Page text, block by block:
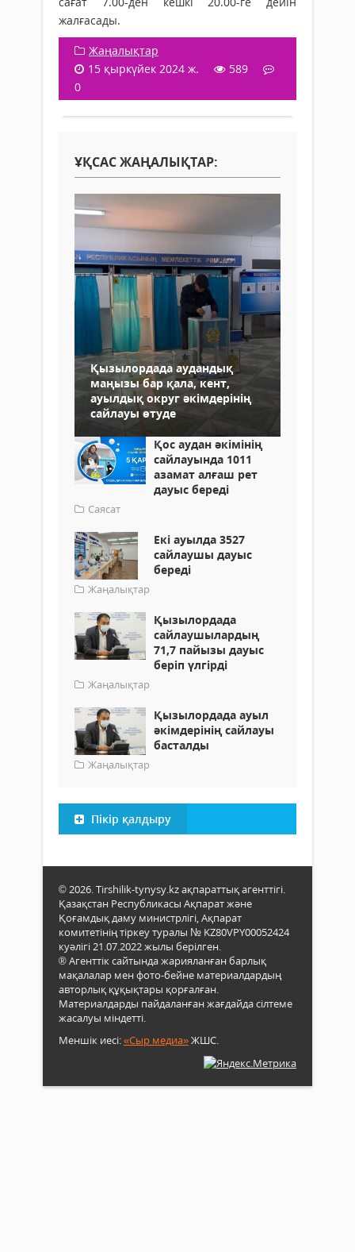
жалғасады.
Жаңалықтар
15 қыркүйек 2024 ж.
589
0
ҰҚСАС ЖАҢАЛЫҚТАР:
Қызылордада аудандық
маңызы бар қала, кент,
ауылдық округ әкімдерінің
сайлауы өтуде
Қос аудан әкімінің
сайлауында 1011
азамат алғаш рет
дауыс береді
Саясат
Екі ауылда 3527
сайлаушы дауыс
береді
Жаңалықтар
Қызылордада
сайлаушылардың
71,7 пайызы дауыс
беріп үлгірді
Жаңалықтар
Қызылордада ауыл
әкімдерінің сайлауы
басталды
Жаңалықтар
Пікір қалдыру
© 2026. Tirshilik-tynysy.kz ақпараттық агенттігі.
Қазақстан Республикасы Ақпарат және
Қоғамдық даму министрлігі, Ақпарат
комитетінің тіркеу туралы № KZ80VPY00052424
куәлігі 21.07.2022 жылы берілген.
® Агенттік сайтында жарияланған барлық
мақалалар мен фото-бейне материалдардың
авторлық құқықтары қорғалған.
Материалдарды пайдаланған жағдайда сілтеме
жасалуы міндетті.
Меншік иесі:«Сыр медиа»ЖШС.